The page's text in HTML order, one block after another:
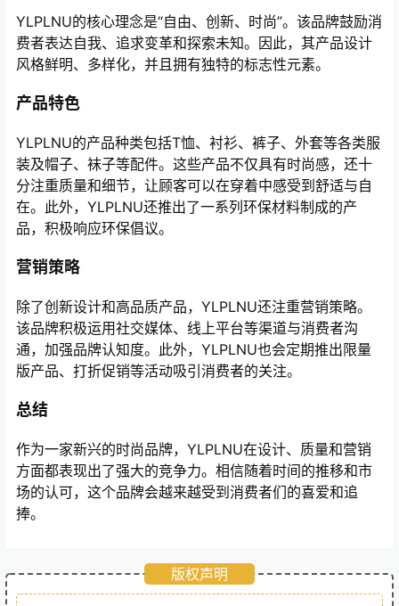
YLPLNU的核心理念是“自由、创新、时尚”。该品牌鼓励消
费者表达自我、追求变革和探索未知。因此，其产品设计
风格鲜明、多样化，并且拥有独特的标志性元素。
产品特色
YLPLNU的产品种类包括T恤、衬衫、裤子、外套等各类服
装及帽子、袜子等配件。这些产品不仅具有时尚感，还十
分注重质量和细节，让顾客可以在穿着中感受到舒适与自
在。此外，YLPLNU还推出了一系列环保材料制成的产
品，积极响应环保倡议。
营销策略
除了创新设计和高品质产品，YLPLNU还注重营销策略。
该品牌积极运用社交媒体、线上平台等渠道与消费者沟
通，加强品牌认知度。此外，YLPLNU也会定期推出限量
版产品、打折促销等活动吸引消费者的关注。
总结
作为一家新兴的时尚品牌，YLPLNU在设计、质量和营销
方面都表现出了强大的竞争力。相信随着时间的推移和市
场的认可，这个品牌会越来越受到消费者们的喜爱和追
捧。
版权声明